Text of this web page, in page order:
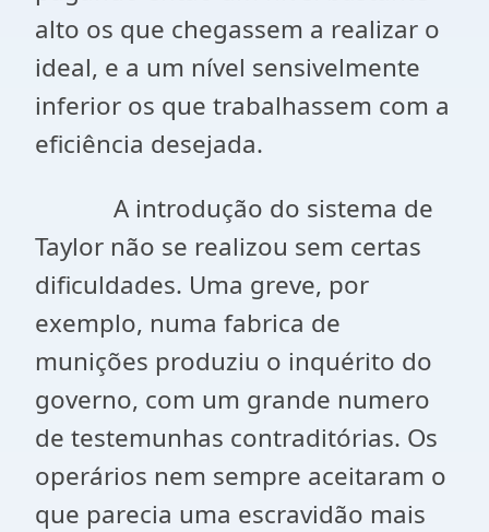
alto os que chegassem a realizar o
ideal, e a um nível sensivelmente
inferior os que trabalhassem com a
eficiência desejada.
A introdução do sistema de
Taylor não se realizou sem certas
dificuldades. Uma greve, por
exemplo, numa fabrica de
munições produziu o inquérito do
governo, com um grande numero
de testemunhas contraditórias. Os
operários nem sempre aceitaram o
que parecia uma escravidão mais